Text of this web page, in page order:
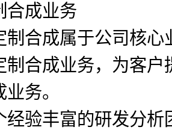
合成业务
制合成属于公司核
制合成业务，为客
务。
经验丰富的研发分